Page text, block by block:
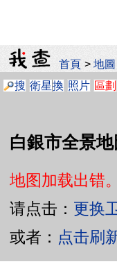
首頁 >地圖
搜 衛星換 照片 區劃
白銀市全景
地图加载出错。
请点击： 更换
或者： 点击刷